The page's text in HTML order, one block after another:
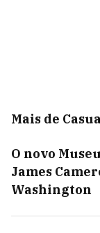
Mais de
O novo
James
Washington